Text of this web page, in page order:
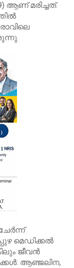
ആണ് മരിച്ചത്.
മെഡിക്കൽ
ജീവൻ
ആഞ്ജലിന,